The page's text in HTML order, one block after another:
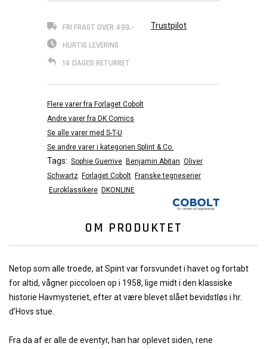
FRI FRAGT OVER 499,-
HURTIG LEVERING
14 DAGES RETURRET
Trustpilot
Flere varer fra Forlaget Cobolt
Andre varer fra DK Comics
Se alle varer med S-T-U
Se andre varer i kategorien Splint & Co.
Tags: Sophie Guerrive Benjamin Abitan Oliver
Schwartz Forlaget Cobolt Franske tegneserier
Euroklassikere DKONLINE
OM PRODUKTET
Netop som alle troede, at Spint var forsvundet i havet og fortabt
for altid, vågner piccoloen op i 1958, lige midt i den klassiske
historie Havmysteriet, efter at være blevet slået bevidstløs i hr.
d’Hovs stue.
Fra da af er alle de eventyr, han har oplevet siden, rene